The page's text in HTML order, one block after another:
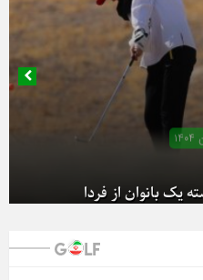
یک بانوان از فردا